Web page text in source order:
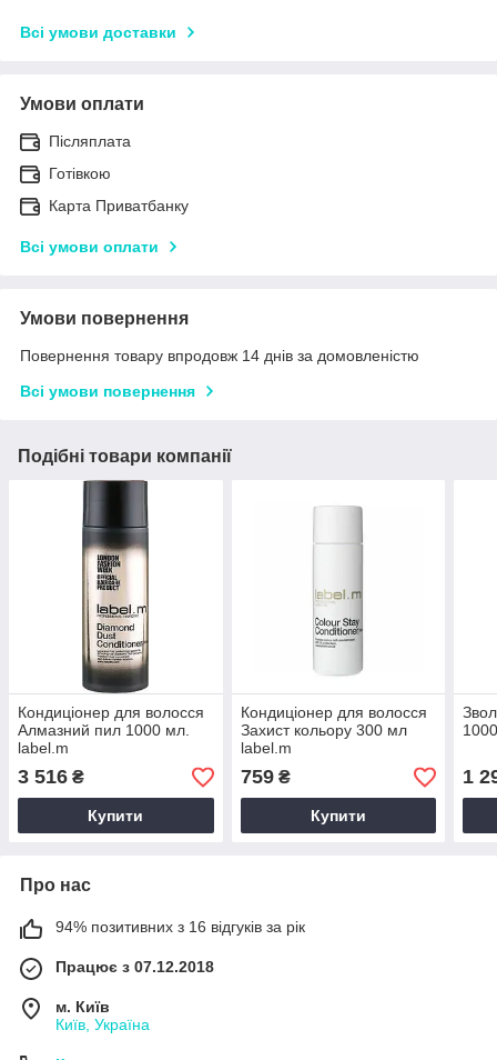
Всі умови доставки
Умови оплати
Післяплата
Готівкою
Карта Приватбанку
Всі умови оплати
Умови повернення
Повернення товару впродовж 14 днів за домовленістю
Всі умови повернення
Подібні товари компанії
Кондиціонер для волосся
Алмазний пил 1000 мл.
label.m
3 516 ₴
Купити
Кондиціонер для волосся
Захист кольору 300 мл
label.m
759₴
Купити
1
Про нас
94% позитивних з 16 відгуків за рік
Працює з 07.12.2018
м. Київ
Київ, Україна